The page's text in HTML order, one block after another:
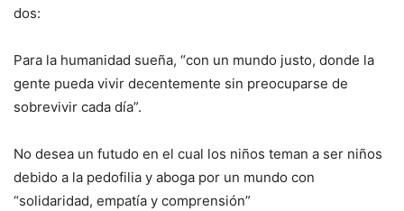
dos:
Para la humanidad sueña, “con un mundo justo, donde la
gente pueda vivir decentemente sin preocuparse de
sobrevivir cada día”.
No desea un futudo en el cual los niños teman a ser niños
debido a la pedofilia y aboga por un mundo con
“solidaridad, empatía y comprensión”